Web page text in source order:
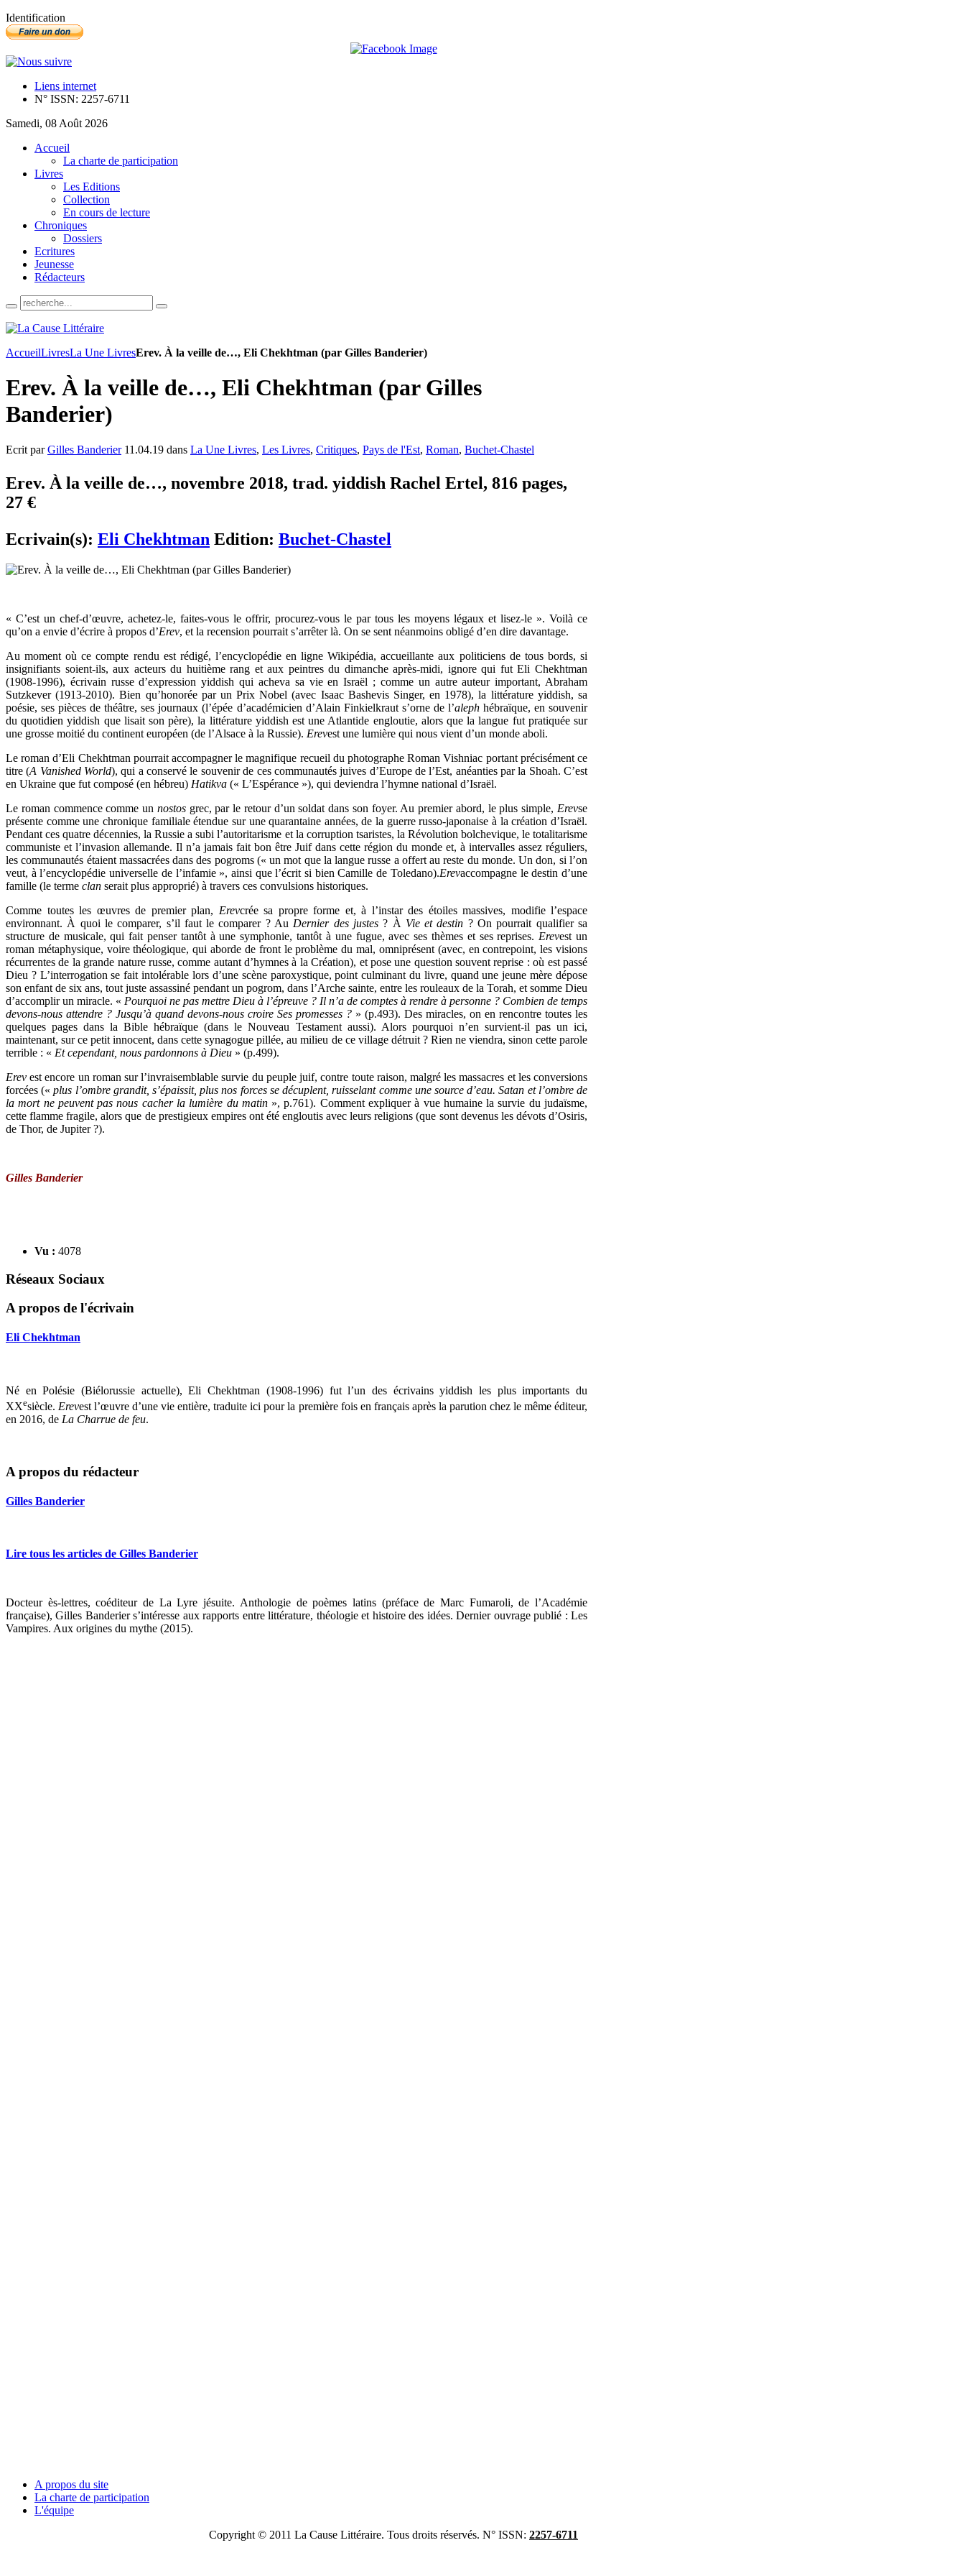
Identification
Liens internet
N° ISSN: 2257-6711
Samedi, 08 Août 2026
Accueil
La charte de participation
Livres
Les Editions
Collection
En cours de lecture
Chroniques
Dossiers
Ecritures
Jeunesse
Rédacteurs
AccueilLivresLa Une LivresErev. À la veille de…, Eli Chekhtman (par Gilles Banderier)
Erev. À la veille de…, Eli Chekhtman (par Gilles
Banderier)
Ecrit parGilles Banderier11.04.19 dans La Une Livres, Les Livres, Critiques, Pays de l'Est, Roman, Buchet-Chastel
Erev. À la veille de…, novembre 2018, trad. yiddish Rachel Ertel, 816 pages,
27 €
Ecrivain(s): Eli Chekhtman Edition: Buchet-Chastel
« C’est un chef-d’œuvre, achetez-le, faites-vous le offrir, procurez-vous le par tous les moyens légaux et lisez-le ». Voilà ce
qu’on a envie d’écrire à propos d’Erev, et la recension pourrait s’arrêter là. On se sent néanmoins obligé d’en dire davantage.
Au moment où ce compte rendu est rédigé, l’encyclopédie en ligne Wikipédia, accueillante aux politiciens de tous bords, si
insignifiants soient-ils, aux acteurs du huitième rang et aux peintres du dimanche après-midi, ignore qui fut Eli Chekhtman
(1908-1996), écrivain russe d’expression yiddish qui acheva sa vie en Israël ; comme un autre auteur important, Abraham
Sutzkever (1913-2010). Bien qu’honorée par un Prix Nobel (avec Isaac Bashevis Singer, en 1978), la littérature yiddish, sa
poésie, ses pièces de théâtre, ses journaux (l’épée d’académicien d’Alain Finkielkraut s’orne de l’aleph hébraïque, en souvenir
du quotidien yiddish que lisait son père), la littérature yiddish est une Atlantide engloutie, alors que la langue fut pratiquée sur
une grosse moitié du continent européen (de l’Alsace à la Russie). Erevest une lumière qui nous vient d’un monde aboli.
Le roman d’Eli Chekhtman pourrait accompagner le magnifique recueil du photographe Roman Vishniac portant précisément ce
titre (A Vanished World), qui a conservé le souvenir de ces communautés juives d’Europe de l’Est, anéanties par la Shoah. C’est
en Ukraine que fut composé (en hébreu) Hatikva (« L’Espérance »), qui deviendra l’hymne national d’Israël.
Le roman commence comme un nostos grec, par le retour d’un soldat dans son foyer. Au premier abord, le plus simple, Erevse
présente comme une chronique familiale étendue sur une quarantaine années, de la guerre russo-japonaise à la création d’Israël.
Pendant ces quatre décennies, la Russie a subi l’autoritarisme et la corruption tsaristes, la Révolution bolchevique, le totalitarisme
communiste et l’invasion allemande. Il n’a jamais fait bon être Juif dans cette région du monde et, à intervalles assez réguliers,
les communautés étaient massacrées dans des pogroms (« un mot que la langue russe a offert au reste du monde. Un don, si l’on
veut, à l’encyclopédie universelle de l’infamie », ainsi que l’écrit si bien Camille de Toledano).Erevaccompagne le destin d’une
famille (le terme clan serait plus approprié) à travers ces convulsions historiques.
Comme toutes les œuvres de premier plan, Erevcrée sa propre forme et, à l’instar des étoiles massives, modifie l’espace
environnant. À quoi le comparer, s’il faut le comparer ? Au Dernier des justes? À Vie et destin ? On pourrait qualifier sa
structure de musicale, qui fait penser tantôt à une symphonie, tantôt à une fugue, avec ses thèmes et ses reprises. Erevest un
roman métaphysique, voire théologique, qui aborde de front le problème du mal, omniprésent (avec, en contrepoint, les visions
récurrentes de la grande nature russe, comme autant d’hymnes à la Création), et pose une question souvent reprise : où est passé
Dieu ? L’interrogation se fait intolérable lors d’une scène paroxystique, point culminant du livre, quand une jeune mère dépose
son enfant de six ans, tout juste assassiné pendant un pogrom, dans l’Arche sainte, entre les rouleaux de la Torah, et somme Dieu
d’accomplir un miracle. « Pourquoi ne pas mettre Dieu à l’épreuve ? Il n’a de comptes à rendre à personne ? Combien de temps
devons-nous attendre ? Jusqu’à quand devons-nous croire Ses promesses ? » (p.493). Des miracles, on en rencontre toutes les
quelques pages dans la Bible hébraïque (dans le Nouveau Testament aussi). Alors pourquoi n’en survient-il pas un ici,
maintenant, sur ce petit innocent, dans cette synagogue pillée, au milieu de ce village détruit ? Rien ne viendra, sinon cette parole
terrible : « Et cependant, nous pardonnons à Dieu » (p.499).
Erevest encore un roman sur l’invraisemblable survie du peuple juif, contre toute raison, malgré les massacres et les conversions
forcées («plus l’ombre grandit, s’épaissit, plus nos forces se décuplent, ruisselant comme une source d’eau. Satan et l’ombre de
la mort ne peuvent pas nous cacher la lumière du matin», p.761). Comment expliquer à vue humaine la survie du judaïsme,
cette flamme fragile, alors que de prestigieux empires ont été engloutis avec leurs religions (que sont devenus les dévots d’Osiris,
de Thor, de Jupiter ?).
Gilles Banderier
Vu : 4078
Réseaux Sociaux
A propos de l'écrivain
Eli Chekhtman
Né en Polésie (Biélorussie actuelle), Eli Chekhtman (1908-1996) fut l’un des écrivains yiddish les plus importants du
XXesiècle. Erevest l’œuvre d’une vie entière, traduite ici pour la première fois en français après la parution chez le même éditeur,
en 2016, de La Charrue de feu.
A propos du rédacteur
Gilles Banderier
Lire tous les articles de Gilles Banderier
Docteur ès-lettres, coéditeur de La Lyre jésuite. Anthologie de poèmes latins (préface de Marc Fumaroli, de l’Académie
française), Gilles Banderier s’intéresse aux rapports entre littérature, théologie et histoire des idées. Dernier ouvrage publié : Les
Vampires. Aux origines du mythe (2015).
A propos du site
La charte de participation
L'équipe
Copyright © 2011 La Cause Littéraire. Tous droits réservés. N° ISSN: 2257-6711